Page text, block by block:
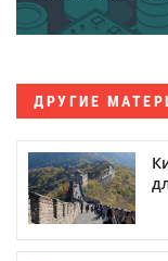
ДРУГИЕ